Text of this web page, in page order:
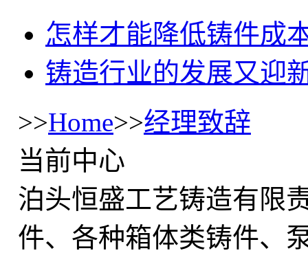
怎样才能降低铸件成
铸造行业的发展又迎
>>Home>>经理致辞
当前中心
泊头恒盛工艺铸造有限
件、各种箱体类铸件、